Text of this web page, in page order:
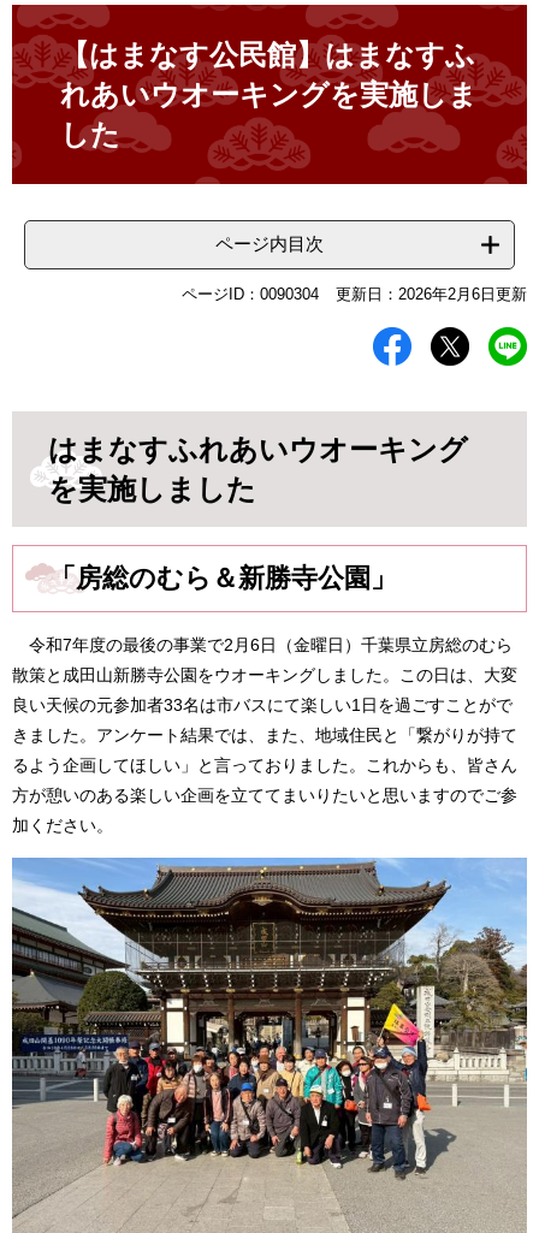
本
文
【はまなす公民館】はまなすふ
れあいウオーキングを実施しま
した
ページ内目次
ページID：0090304 更新日：2026年2月6日更新
はまなすふれあいウオーキング
を実施しました
「房総のむら＆新勝寺公園」
令和7年度の最後の事業で2月6日（金曜日）千葉県立房総のむら
散策と成田山新勝寺公園をウオーキングしました。この日は、大変
良い天候の元参加者33名は市バスにて楽しい1日を過ごすことがで
きました。アンケート結果では、また、地域住民と「繋がりが持て
るよう企画してほしい」と言っておりました。これからも、皆さん
方が憩いのある楽しい企画を立ててまいりたいと思いますのでご参
加ください。